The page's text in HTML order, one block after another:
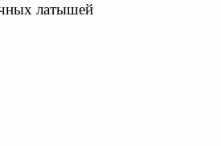
латышей